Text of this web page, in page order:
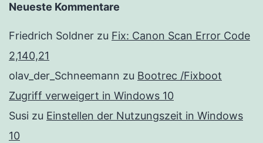
Neueste Kommentare
Friedrich Soldner zu Fix: Canon Scan Error Code
2,140,21
olav_der_Schneemann zu Bootrec /Fixboot
Zugriff verweigert in Windows 10
Susi zu Einstellen der Nutzungszeit in Windows
10